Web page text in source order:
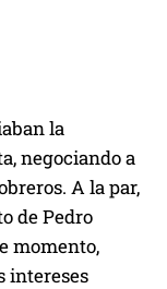
la
negociando a
A la par,
de Pedro
momento,
intereses